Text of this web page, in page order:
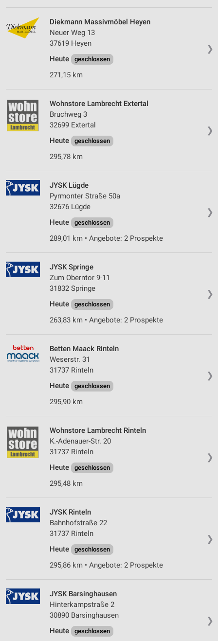
❯
Diekmann Massivmöbel Heyen
Neuer Weg 13
37619 Heyen
Heute
geschlossen
271,15 km
❯
Wohnstore Lambrecht Extertal
Bruchweg 3
32699 Extertal
Heute
geschlossen
295,78 km
❯
JYSK Lügde
Pyrmonter Straße 50a
32676 Lügde
Heute
geschlossen
289,01 km • Angebote: 2 Prospekte
❯
JYSK Springe
Zum Oberntor 9-11
31832 Springe
Heute
geschlossen
263,83 km • Angebote: 2 Prospekte
❯
Betten Maack Rinteln
Weserstr. 31
31737 Rinteln
Heute
geschlossen
295,90 km
❯
Wohnstore Lambrecht Rinteln
K.-Adenauer-Str. 20
31737 Rinteln
Heute
geschlossen
295,48 km
❯
JYSK Rinteln
Bahnhofstraße 22
31737 Rinteln
Heute
geschlossen
295,86 km • Angebote: 2 Prospekte
❯
JYSK Barsinghausen
Hinterkampstraße 2
30890 Barsinghausen
Heute
geschlossen